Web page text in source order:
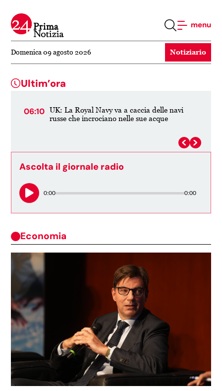
menu
Domenica 09 agosto 2026 Notiziario
Ultim’ora
19:55
Il "duopolio" del piatto: perché la spesa costa
così cara in Australia e gli articoli per la casa
Ascolta il giornale radio
0:00 0:00
Economia